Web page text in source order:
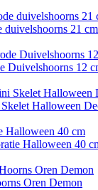
duivelshoorns 21 cm
Duivelshoorns 12
Halloween
Halloween 40
Oren Demon